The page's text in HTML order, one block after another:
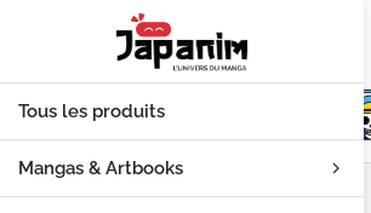
Tous les produits
Mangas & Artbooks